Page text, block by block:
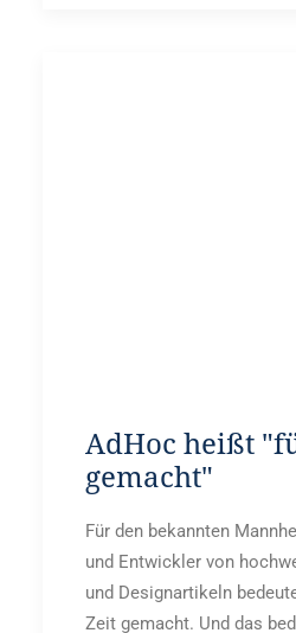
AdHoc heißt
gemacht"
Für den bekannten
und Entwickler von
und Designartikeln
Zeit gemacht. Und das